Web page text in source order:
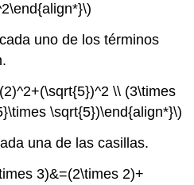
uno de los términos
\\ (3\times
\sqrt{5})\end{align*}\)
una de las casillas.
3)&=(2\times 2)+